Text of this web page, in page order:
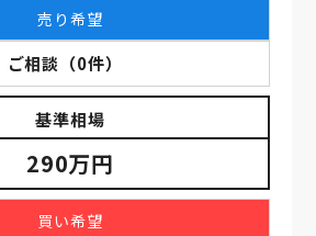
売り希望
ご相談 （0件）
基準相場
290万円
買い希望